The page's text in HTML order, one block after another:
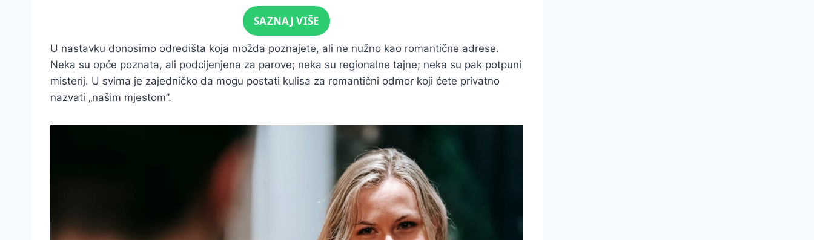
SAZNAJ VIŠE
U nastavku donosimo odredišta koja možda poznajete, ali ne nužno kao romantične adrese.
Neka su opće poznata, ali podcijenjena za parove; neka su regionalne tajne; neka su pak potpuni
misterij. U svima je zajedničko da mogu postati kulisa za romantični odmor koji ćete privatno
nazvati „našim mjestom”.